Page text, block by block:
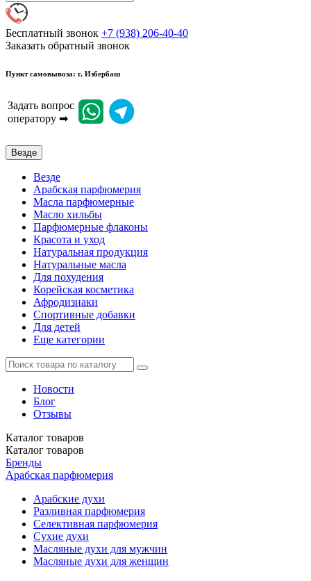
Бесплатный звонок +7 (938) 206-40-40
Заказать обратный звонок
Пункт самовывоза: г. Избербаш
Задать вопрос
оператору ➡
Везде
Везде
Арабская парфюмерия
Масла парфюмерные
Масло хильбы
Парфюмерные флаконы
Красота и уход
Натуральная продукция
Натуральные масла
Для похудения
Корейская косметика
Афродизиаки
Спортивные добавки
Для детей
Еще категории
Новости
Блог
Отзывы
Каталог товаров
Каталог товаров
Бренды
Арабская парфюмерия
Арабские духи
Разливная парфюмерия
Селективная парфюмерия
Сухие духи
Масляные духи для мужчин
Масляные духи для женщин